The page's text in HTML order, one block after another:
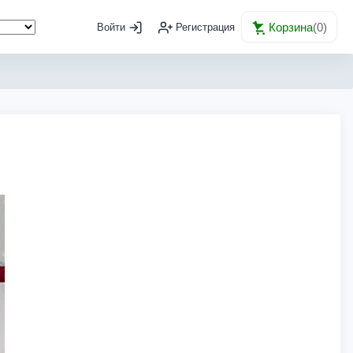
Войти Регистрация Корзина(0)